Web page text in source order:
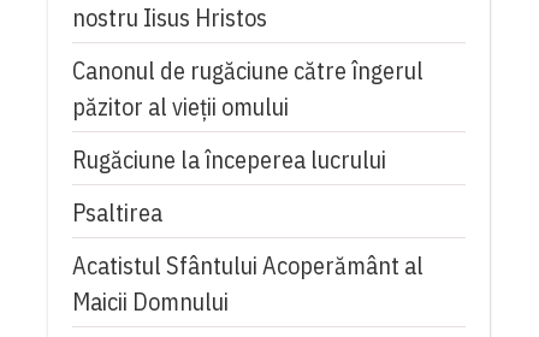
nostru Iisus Hristos
Canonul de rugăciune către îngerul
păzitor al vieții omului
Rugăciune la începerea lucrului
Psaltirea
Acatistul Sfântului Acoperământ al
Maicii Domnului